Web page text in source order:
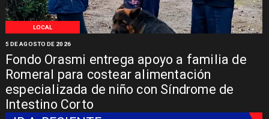
LOCAL
Fondo Orasmi entrega apoyo a familia de
Romeral para costear alimentación
especializada de niño con Síndrome de
Intestino Corto
5 DE AGOSTO DE 2026